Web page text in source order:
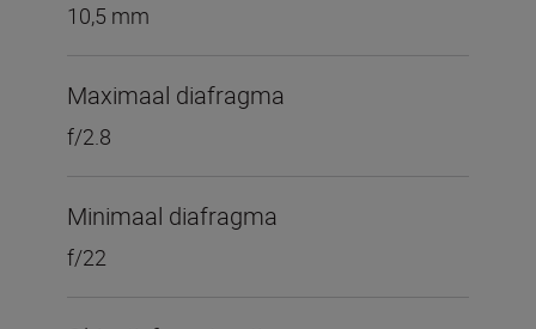
10,5 mm
Maximaal diafragma
f/2.8
Minimaal diafragma
f/22